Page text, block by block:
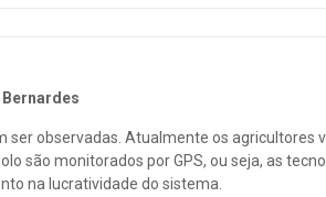
observadas. Atualmente os agricultores
são monitorados por GPS, ou seja, as
na lucratividade do sistema.